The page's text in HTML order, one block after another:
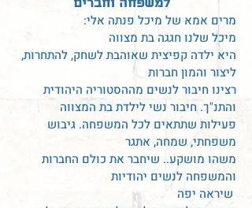
:מרים אמא של מיכל פנתה אלי
מיכל שלנו חגגה בת מצווה
היא ילדה קפיצית שאוהבת לשחק, להתחרות,
ליצור והמון חברות
רצינו חיבור לנשים מההסטוריה היהודית
והתנ"ך. חיבור נשי לילדת בת המצווה
פעילות שתתאים לכל המשפחה. גיבוש
משפחתי, שמחה, אתגר
משהו מושקע.. שיחבר את כולם החברות
והמשפחה לנשים יהודיות